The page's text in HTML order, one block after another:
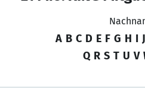
A B C D E F G H I J
Q R S T U V